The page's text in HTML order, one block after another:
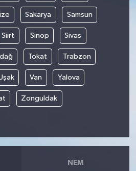
Sakarya Samsun
Siirt Sinop Sivas
Tokat Trabzon
Van Yalova
Zonguldak
NEM